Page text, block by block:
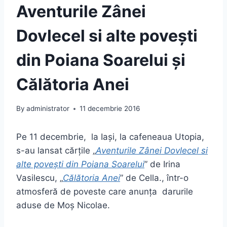
Aventurile Zânei
Dovlecel si alte poveşti
din Poiana Soarelui și
Călătoria Anei
By administrator 11 decembrie 2016
Pe 11 decembrie, la Iaşi, la cafeneaua Utopia,
s-au lansat cărţile „Aventurile Zânei Dovlecel si
alte poveşti din Poiana Soarelui” de Irina
Vasilescu, „Călătoria Anei” de Cella., într-o
atmosferă de poveste care anunţa darurile
aduse de Moş Nicolae.